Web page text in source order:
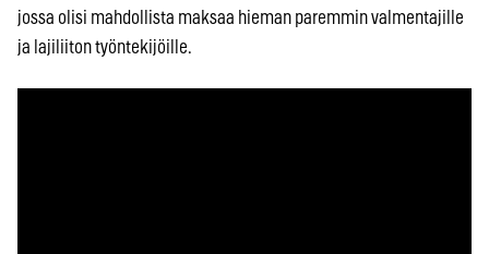
jossa olisi mahdollista maksaa hieman paremmin valmentajille
ja lajiliiton työntekijöille.